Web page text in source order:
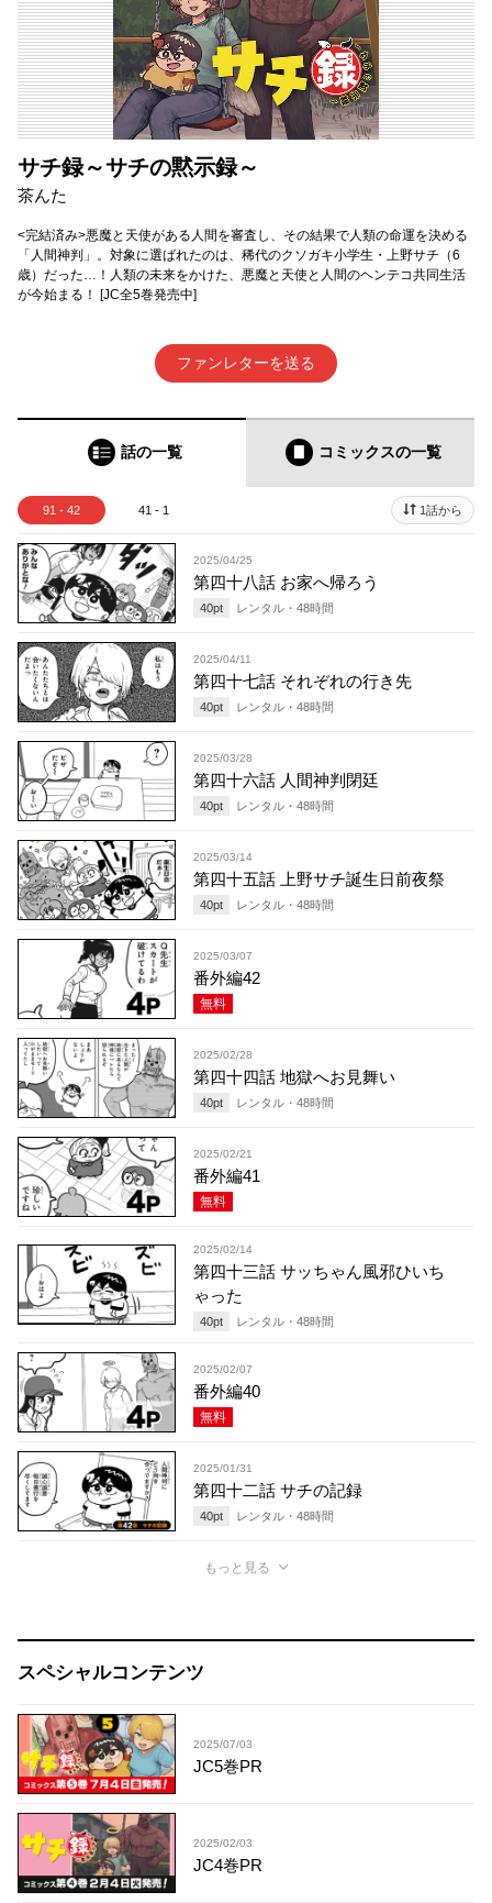
サチ録～サチの黙示録～
茶んた
<完結済み>悪魔と天使がある人間を審査し、その結果で人類の命運を決める
「人間神判」。対象に選ばれたのは、稀代のクソガキ小学生・上野サチ（6
歳）だった…！人類の未来をかけた、悪魔と天使と人間のヘンテコ共同生活
が今始まる！ [JC全5巻発売中]
ファンレターを送る
話の一覧 コミックスの一覧
91 - 42 41 - 1 1話から
2025/04/25
第四十八話 お家へ帰ろう
40pt レンタル・ 48時間
2025/04/11
第四十七話 それぞれの行き先
40pt レンタル・ 48時間
2025/03/28
第四十六話 人間神判閉廷
40pt レンタル・ 48時間
2025/03/14
第四十五話 上野サチ誕生日前夜祭
40pt レンタル・ 48時間
2025/03/07
番外編42
無料
2025/02/28
第四十四話 地獄へお見舞い
40pt レンタル・ 48時間
2025/02/21
番外編41
無料
2025/02/14
第四十三話 サッちゃん風邪ひいち
ゃった
40pt レンタル・ 48時間
2025/02/07
番外編40
無料
2025/01/31
第四十二話 サチの記録
40pt レンタル・ 48時間
もっと見る
スペシャルコンテンツ
2025/07/03
JC5巻PR
2025/02/03
JC4巻PR